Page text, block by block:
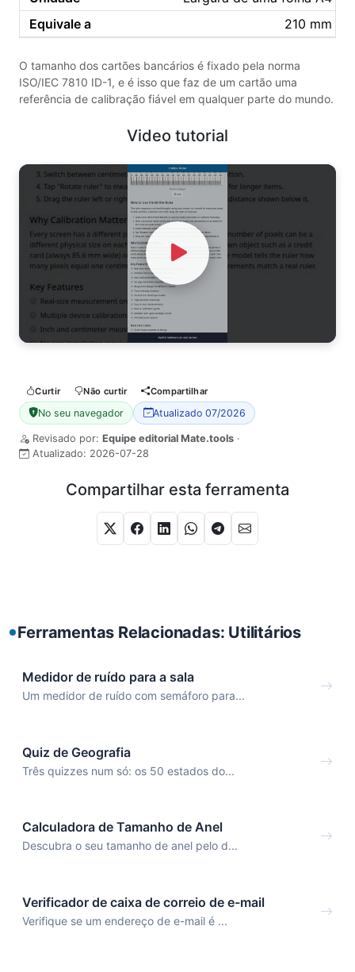
210 mm
O tamanho dos cartões bancários é fixado pela norma
ISO/IEC 7810 ID-1, e é isso que faz de um cartão uma
referência de calibração fiável em qualquer parte do mundo.
Video tutorial
Watch Video
Curtir Não curtir Compartilhar
No seu navegador Atualizado 07/2026
Revisado por: Equipe editorial Mate.tools ·
Atualizado: 2026-07-28
Compartilhar esta ferramenta
Ferramentas Relacionadas: Utilitários
Medidor de ruído para a sala
Um medidor de ruído com semáforo para...
Quiz de Geografia
Três quizzes num só: os 50 estados do...
Calculadora de Tamanho de Anel
Descubra o seu tamanho de anel pelo d...
Verificador de caixa de correio de e-mail
Verifique se um endereço de e-mail é ...